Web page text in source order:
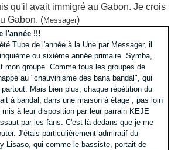
qu'il avait immigré au Gabon. Je crois
Gabon. (Messager)
l'année !!!
Tube de l'année à la Une par Messager, il
ou sixième année primaire. Symba,
mon groupe. Comme tous les groupes de
au "chauvinisme des bana bandal", qui
Mais bien plus, chaque répétition du
à bandal, dans une maison à étage , pas loin
à leur disposition par leur parrain KEJE
par les fans. C'est là dedans que je me
J'étais particulièrement admiratif du
Lisaso, qui comme le bassiste, portait de